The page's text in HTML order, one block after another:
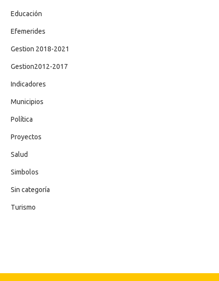
Educación
Efemerides
Gestion 2018-2021
Gestion2012-2017
Indicadores
Municipios
Política
Proyectos
Salud
Simbolos
Sin categoría
Turismo